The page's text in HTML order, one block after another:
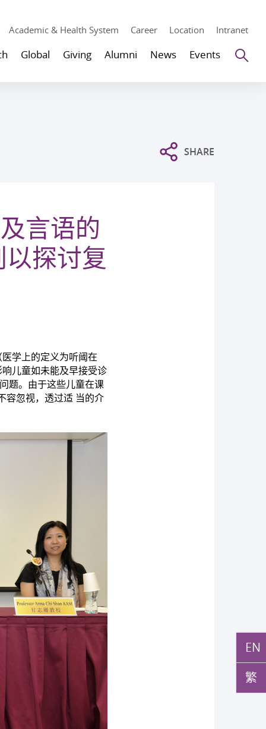
Academic & Health System Career Location Intranet
Global Giving Alumni News Events
SHARE
EN
繁
言语的
探讨复
学上的定义为听阈在
儿童如未能及早接受诊
题。由于这些儿童在课
容忽视，透过适 当的介